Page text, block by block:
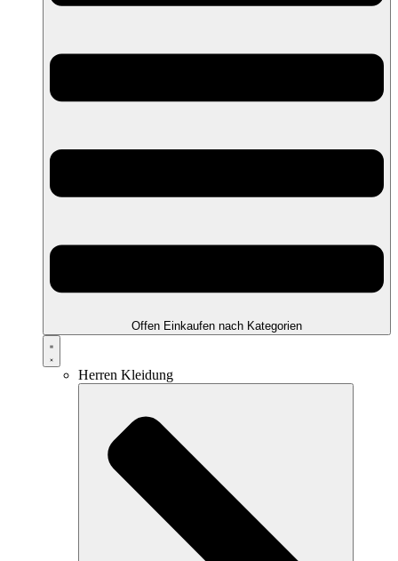
Offen Einkaufen nach Kategorien
Herren Kleidung